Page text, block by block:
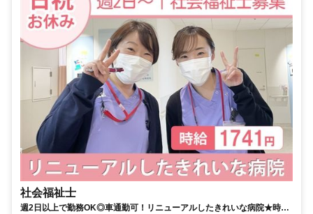
社会福祉士
週2日以上で勤務OK◎車通勤可！リニューアルしたきれいな病院★時間